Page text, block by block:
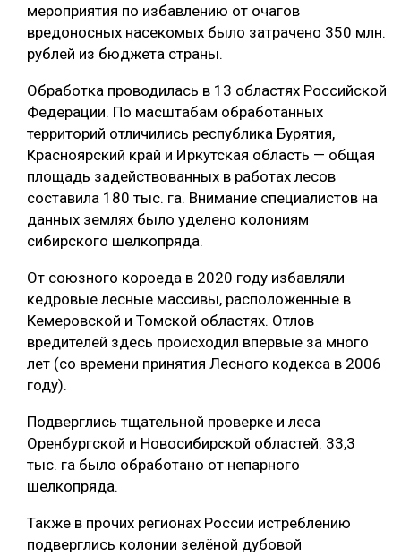
ЛЕСОПИЛЕНИЕ
ДЕРЕВЯННОЕ ДОМОСТРОЕНИЕ
БЕЗОПАСНОЕ ПРОИЗВОДСТВО
СОРТИРОВКА ДРЕВЕСИНЫ
СУШКА ДРЕВЕСИНЫ
мероприятия по избавлению от очагов
вредоносных насекомых было затрачено 350 млн.
рублей из бюджета страны.
Обработка проводилась в 13 областях Российской
Федерации. По масштабам обработанных
территорий отличились республика Бурятия,
Красноярский край и Иркутская область — общая
площадь задействованных в работах лесов
составила 180 тыс. га. Внимание специалистов на
данных землях было уделено колониям
сибирского шелкопряда.
От союзного короеда в 2020 году избавляли
кедровые лесные массивы, расположенные в
Кемеровской и Томской областях. Отлов
вредителей здесь происходил впервые за много
лет (со времени принятия Лесного кодекса в 2006
году).
Подверглись тщательной проверке и леса
Оренбургской и Новосибирской областей: 33,3
тыс. га было обработано от непарного
шелкопряда.
Также в прочих регионах России истреблению
подверглись колонии зелёной дубовой